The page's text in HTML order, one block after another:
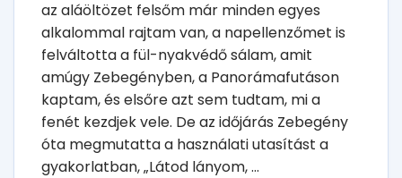
az aláöltözet felsőm már minden egyes
alkalommal rajtam van, a napellenzőmet is
felváltotta a fül-nyakvédő sálam, amit
amúgy Zebegényben, a Panorámafutáson
kaptam, és elsőre azt sem tudtam, mi a
fenét kezdjek vele. De az időjárás Zebegény
óta megmutatta a használati utasítást a
gyakorlatban, „Látod lányom, ...